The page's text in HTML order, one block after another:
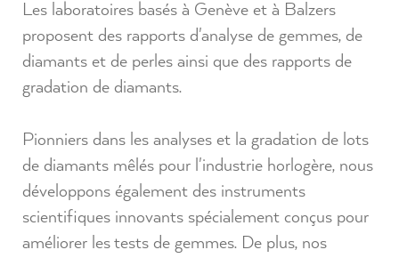
Les laboratoires basés à Genève et à Balzers
proposent des rapports d'analyse de gemmes, de
diamants et de perles ainsi que des rapports de
gradation de diamants.
Pionniers dans les analyses et la gradation de lots
de diamants mêlés pour l'industrie horlogère, nous
développons également des instruments
scientifiques innovants spécialement conçus pour
améliorer les tests de gemmes. De plus, nos